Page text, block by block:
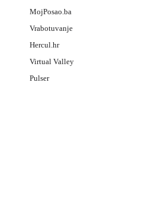
MojPosao.ba
Vrabotuvanje
Hercul.hr
Virtual Valley
Pulser